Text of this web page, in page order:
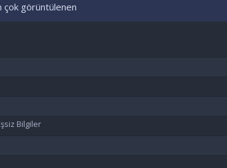
çok görüntülenen
Bilgiler